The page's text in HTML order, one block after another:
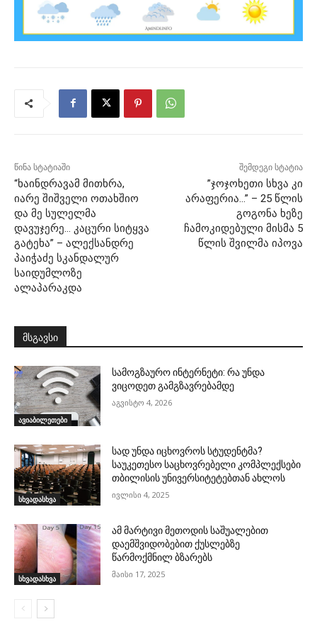
წინა სტატიაში
“ხაინდრავამ მითხრა,
იარე შიშველი ოთახშიო
და მე სულელმა
დავუჯერე… კაცური სიტყვა
გატეხა” – ალექსანდრე
პაიჭაძე სკანდალურ
საიდუმლოზე
ალაპარაკდა
შემდეგი სტატია
”ჯოჯოხეთი სხვა კი
არაფერია…” – 25 წლის
გოგონა ხეზე
ჩამოკიდებული მისმა 5
წლის შვილმა იპოვა
მსგავსი
ავიაბილეთები
სამოგზაურო ინტერნეტი: რა უნდა
ვიცოდეთ გამგზავრებამდე
აგვისტო 4, 2026
სხვადასხვა
სად უნდა იცხოვროს სტუდენტმა?
საუკეთესო საცხოვრებელი კომპლექსები
თბილისის უნივერსიტეტებთან ახლოს
ივლისი 4, 2025
სხვადასხვა
ამ მარტივი მეთოდის საშუალებით
დაემშვიდობებით ქუსლებზე
წარმოქმნილ ბზარებს
მაისი 17, 2025